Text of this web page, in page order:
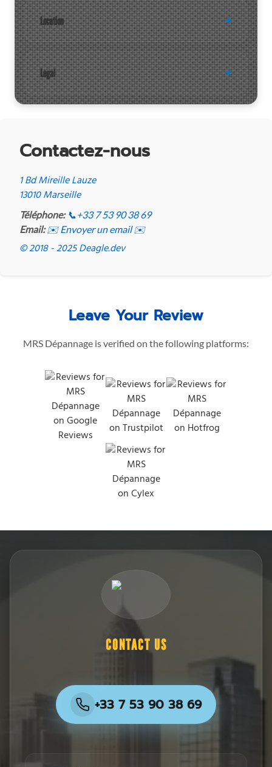
Location
Legal
Contactez-nous
1 Bd Mireille Lauze
13010 Marseille
Téléphone: 📞+33 7 53 90 38 69
Email: ✉️ Envoyer un email ✉️
© 2018 - 2025 Deagle.dev
Leave Your Review
MRS Dépannage is verified on the following platforms:
CONTACT US
+33 7 53 90 38 69